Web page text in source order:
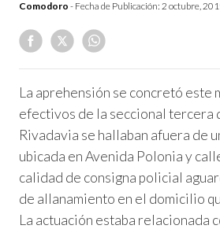
Comodoro - Fecha de Publicación: 2 octubre,
La aprehensión se concretó este
efectivos de la seccional tercera
Rivadavia se hallaban afuera de
ubicada en Avenida Polonia y
calidad de consigna policial
de allanamiento en el domicilio
La actuación estaba relacionada